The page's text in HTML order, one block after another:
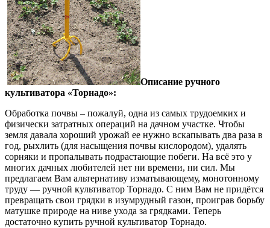
Описание ручного
культиватора «Торнадо»:
Обработка почвы – пожалуй, одна из самых трудоемких и
физически затратных операций на дачном участке. Чтобы
земля давала хороший урожай ее нужно вскапывать два раза в
год, рыхлить (для насыщения почвы кислородом), удалять
сорняки и пропалывать подрастающие побеги. На всё это у
многих дачных любителей нет ни времени, ни сил. Мы
предлагаем Вам альтернативу изматывающему, монотонному
труду — ручной культиватор Торнадо. С ним Вам не придётся
превращать свои грядки в изумрудный газон, проиграв борьбу
матушке природе на ниве ухода за грядками. Теперь
достаточно купить ручной культиватор Торнадо.